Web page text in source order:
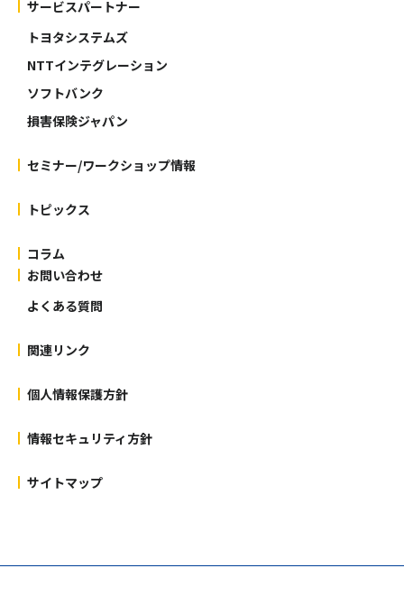
サービスパートナー
トヨタシステムズ
NTTインテグレーション
ソフトバンク
損害保険ジャパン
セミナー/ワークショップ情報
トピックス
コラム
お問い合わせ
よくある質問
関連リンク
個人情報保護方針
情報セキュリティ方針
サイトマップ